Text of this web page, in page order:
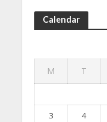
Calendar
M T
3
4